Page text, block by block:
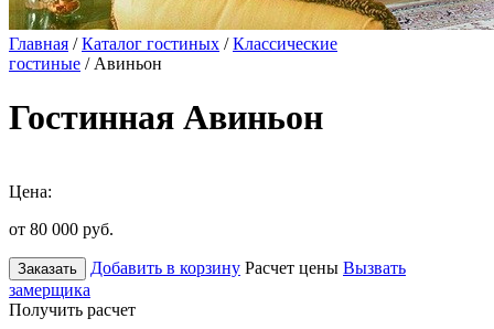
Главная /Каталог гостиных /Классические
гостиные / Авиньон
Гостинная Авиньон
Цена:
от 80 000 руб.
Заказать Добавить в корзину Расчет цены Вызвать
замерщика
Получить расчет